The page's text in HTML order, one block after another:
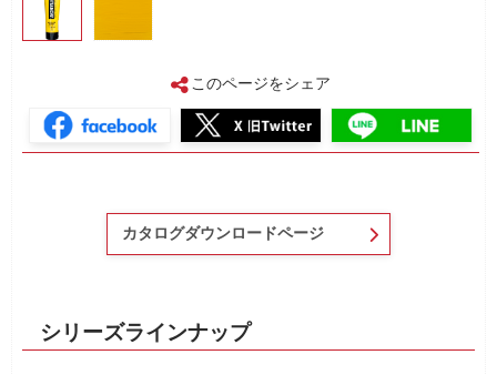
このページをシェア
カタログダウンロードページ
シリーズラインナップ